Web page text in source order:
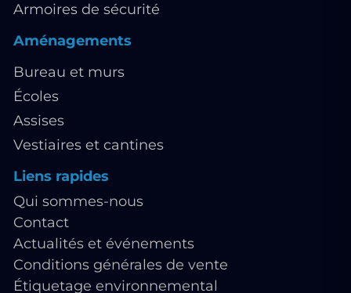
Armoires de sécurité
Aménagements
Bureau et murs
Écoles
Assises
Vestiaires et cantines
Liens rapides
Qui sommes-nous
Contact
Actualités et événements
Conditions générales de vente
Étiquetage environnemental